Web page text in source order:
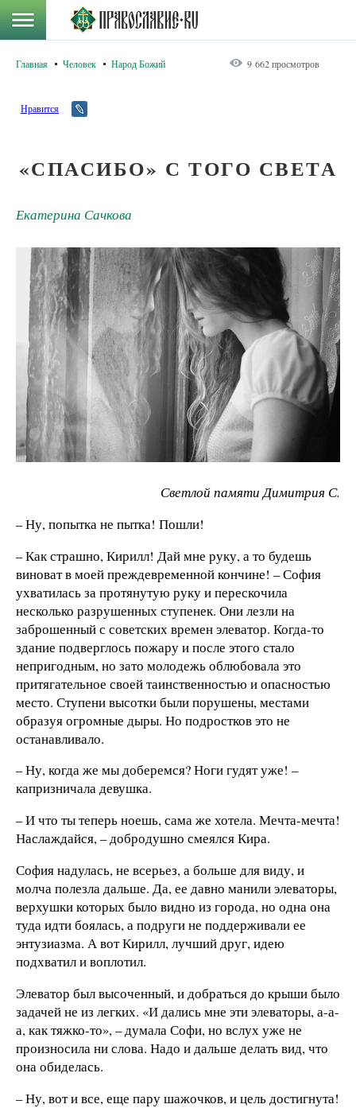
Главная Человек Народ Божий 9 662 просмотров
Нравится
«СПАСИБО» С ТОГО СВЕТА
Екатерина Сачкова
Светлой памяти Димитрия С.
– Ну, попытка не пытка! Пошли!
– Как страшно, Кирилл! Дай мне руку, а то будешь
виноват в моей преждевременной кончине! – София
ухватилась за протянутую руку и перескочила
несколько разрушенных ступенек. Они лезли на
заброшенный с советских времен элеватор. Когда-то
здание подверглось пожару и после этого стало
непригодным, но зато молодежь облюбовала это
притягательное своей таинственностью и опасностью
место. Ступени высотки были порушены, местами
образуя огромные дыры. Но подростков это не
останавливало.
– Ну, когда же мы доберемся? Ноги гудят уже! –
капризничала девушка.
– И что ты теперь ноешь, сама же хотела. Мечта-мечта!
Наслаждайся, – добродушно смеялся Кира.
София надулась, не всерьез, а больше для виду, и
молча полезла дальше. Да, ее давно манили элеваторы,
верхушки которых было видно из города, но одна она
туда идти боялась, а подруги не поддерживали ее
энтузиазма. А вот Кирилл, лучший друг, идею
подхватил и воплотил.
Элеватор был высоченный, и добраться до крыши было
задачей не из легких. «И дались мне эти элеваторы, а-а-
а, как тяжко-то», – думала Софи, но вслух уже не
произносила ни слова. Надо и дальше делать вид, что
она обиделась.
– Ну, вот и все, еще пару шажочков, и цель достигнута!